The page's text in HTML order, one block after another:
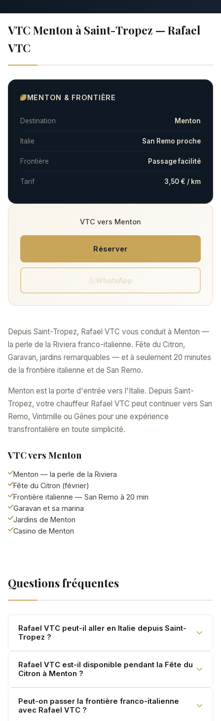
VTC Menton à Saint-Tropez — Rafael
VTC
Depuis Saint-Tropez, Rafael VTC vous conduit à Menton —
la perle de la Riviera franco-italienne. Fête du Citron,
Garavan, jardins remarquables — et à seulement 20 minutes
de la frontière italienne et de San Remo.
Menton est la porte d'entrée vers l'Italie. Depuis Saint-
Tropez, votre chauffeur Rafael VTC peut continuer vers San
Remo, Vintimille ou Gênes pour une expérience
transfrontalière en toute simplicité.
VTC vers Menton
Menton — la perle de la Riviera
Fête du Citron (février)
Frontière italienne — San Remo à 20 min
Garavan et sa marina
Jardins de Menton
Casino de Menton
MENTON & FRONTIÈRE
Destination Menton
Italie San Remo proche
Frontière Passage facilité
Tarif 3,50 € / km
VTC vers Menton
Réserver
WhatsApp
Questions fréquentes
Rafael VTC peut-il aller en Italie depuis Saint-
Tropez ?
Oui. San Remo, Vintimille, Gênes — toutes destinations
italiennes desservies sur devis.
Rafael VTC est-il disponible pendant la Fête du
Citron à Menton ?
Oui. Réservez à l'avance — l'événement attire de
nombreux visiteurs.
Peut-on passer la frontière franco-italienne
avec Rafael VTC ?